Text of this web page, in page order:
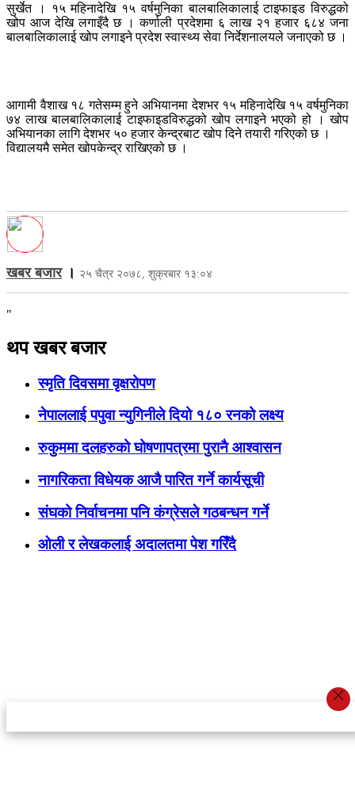
सुर्खेत । १५ महिनादेखि १५ वर्षमुनिका बालबालिकालाई टाइफाइड विरुद्धको
खोप आज देखि लगाइँदै छ । कर्णाली प्रदेशमा ६ लाख २१ हजार ६८४ जना
बालबालिकालाई खोप लगाइने प्रदेश स्वास्थ्य सेवा निर्देशनालयले जनाएको छ ।
आगामी वैशाख १८ गतेसम्म हुने अभियानमा देशभर १५ महिनादेखि १५ वर्षमुनिका
७४ लाख बालबालिकालाई टाइफाइडविरुद्धको खोप लगाइने भएको हो । खोप
अभियानका लागि देशभर ५० हजार केन्द्रबाट खोप दिने तयारी गरिएको छ ।
विद्यालयमै समेत खोपकेन्द्र राखिएको छ ।
खबर बजार। २५ चैत्र २०७८, शुक्रबार १३:०४
"
थप खबर बजार
स्मृति दिवसमा वृक्षरोपण
नेपाललाई पपुवा न्युगिनीले दियो १८० रनको लक्ष्य
रुकुममा दलहरुको घोषणापत्रमा पुरानै आश्वासन
नागरिकता विधेयक आजै पारित गर्ने कार्यसूची
संघको निर्वाचनमा पनि कंग्रेसले गठबन्धन गर्ने
ओली र लेखकलाई अदालतमा पेश गरिँदै